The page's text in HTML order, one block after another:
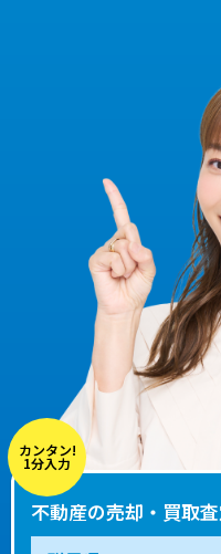
カンタン!
1分入力
不動産の売却・買取